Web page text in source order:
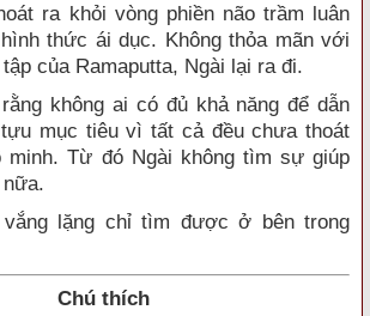
ra khỏi vòng phiền não trầm luân
thức ái dục. Không thỏa mãn với
của Ramaputta, Ngài lại ra đi.
không ai có đủ khả năng để dẫn
mục tiêu vì tất cả đều chưa thoát
minh. Từ đó Ngài không tìm sự giúp
lặng chỉ tìm được ở bên trong
Chú thích